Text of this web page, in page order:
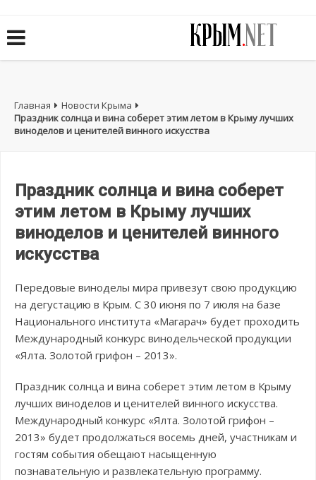
Главная
Новости Крыма
Праздник солнца и вина соберет этим летом в Крыму лучших
виноделов и ценителей винного искусства
Праздник солнца и вина соберет
этим летом в Крыму лучших
виноделов и ценителей винного
искусства
Передовые виноделы мира привезут свою продукцию
на дегустацию в Крым. С 30 июня по 7 июля на базе
Национального института «Магарач» будет проходить
Международный конкурс винодельческой продукции
«Ялта. Золотой грифон – 2013».
Праздник солнца и вина соберет этим летом в Крыму
лучших виноделов и ценителей винного искусства.
Международный конкурс «Ялта. Золотой грифон –
2013» будет продолжаться восемь дней, участникам и
гостям события обещают насыщенную
познавательную и развлекательную программу.